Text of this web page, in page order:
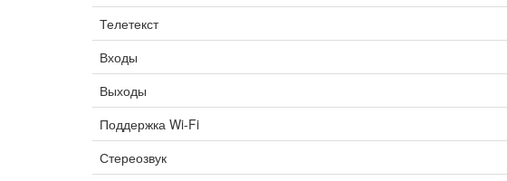
Телетекст
Входы
Выходы
Поддержка Wi-Fi
Стереозвук